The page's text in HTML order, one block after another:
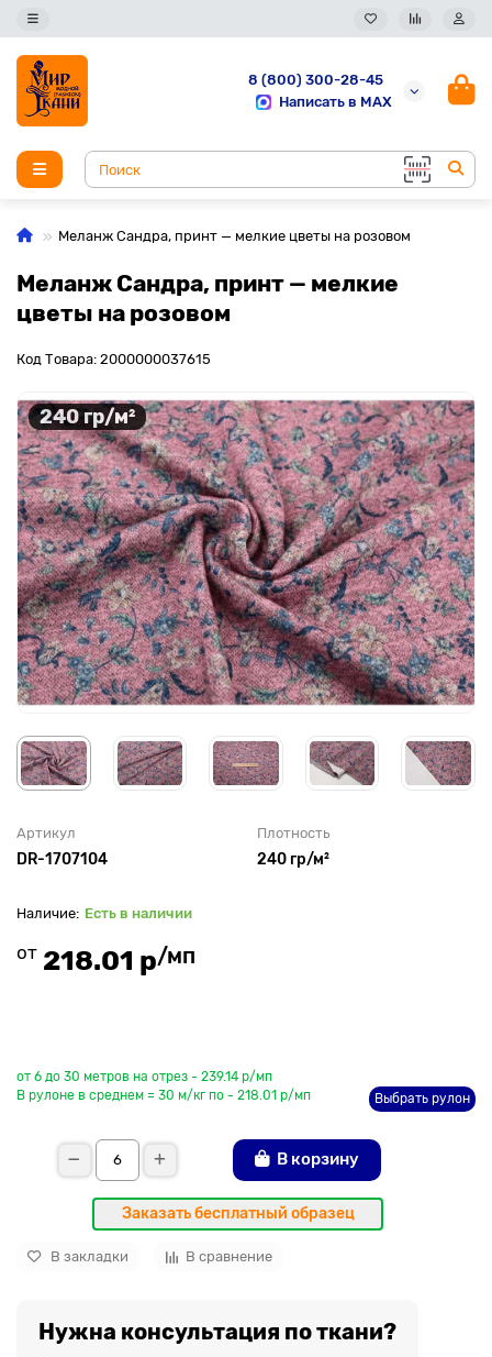
8 (800) 300-28-45
Написать в MAX
Меланж Сандра, принт — мелкие цветы на розовом
Меланж Сандра, принт — мелкие
цветы на розовом
Код Товара: 2000000037615
240 гр/м²
Артикул
DR-1707104
Плотность
240 гр/м²
Есть в наличии
от 218.01 р/мп
от 6 до 30 метров на отрез - 239.14 р/мп
В рулоне в среднем = 30 м/кг по - 218.01 р/мп
Выбрать рулон
В корзину
Заказать бесплатный образец
В закладки В сравнение
Нужна консультация по ткани?